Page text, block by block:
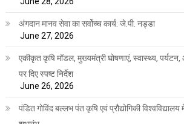
अंगदान मानव सेवा का सर्वोच्च कार्य: जे.पी. नड्डा
June 27, 2026
एकीकृत कृषि मॉडल, मुख्यमंत्री घोषणाएं, स्वास्थ्य, पर्यटन,
पर दिए स्पष्ट निर्देश
June 26, 2026
पंडित गोविंद बल्लभ पंत कृषि एवं प्रौद्योगिकी